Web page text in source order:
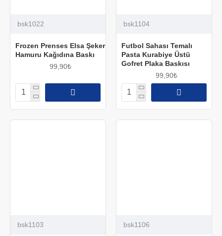
bsk1022
Frozen Prenses Elsa Şeker
Hamuru Kağıdına Baskı
99,90₺
bsk1104
Futbol Sahası Temalı
Pasta Kurabiye Üstü
Gofret Plaka Baskısı
99,90₺
bsk1103 bsk1106